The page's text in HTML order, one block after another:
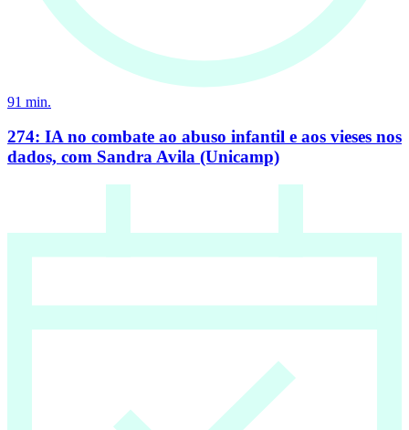
91 min.
274: IA no combate ao abuso infantil e aos vieses nos
dados, com Sandra Avila (Unicamp)